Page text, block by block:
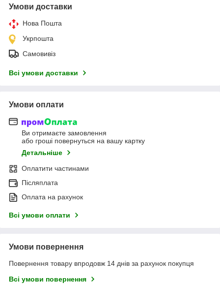
Умови доставки
Нова Пошта
Укрпошта
Самовивіз
Всі умови доставки
Умови оплати
Ви отримаєте замовлення
або гроші повернуться на вашу картку
Детальніше
Оплатити частинами
Післяплата
Оплата на рахунок
Всі умови оплати
Умови повернення
Повернення товару впродовж 14 днів за рахунок покупця
Всі умови повернення